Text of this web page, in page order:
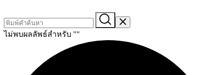
ไม่พบผลลัพธ์สำหรับ ""